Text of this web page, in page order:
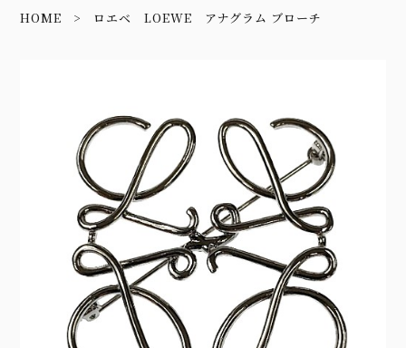
HOME ロエベ LOEWE アナグラム ブローチ